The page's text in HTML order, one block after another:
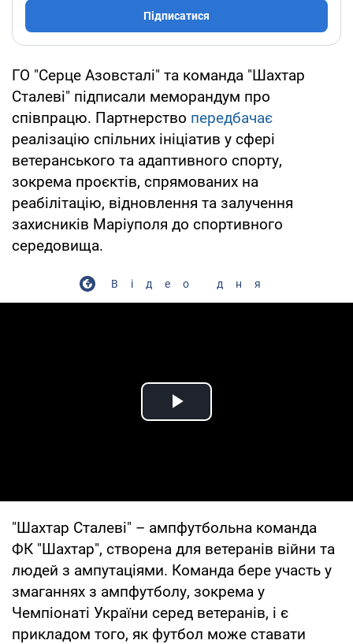
Підписатися
ГО "Серце Азовсталі" та команда "Шахтар
Сталеві" підписали меморандум про
співпрацю. Партнерство передбачає
реалізацію спільних ініціатив у сфері
ветеранського та адаптивного спорту,
зокрема проєктів, спрямованих на
реабілітацію, відновлення та залучення
захисників Маріуполя до спортивного
середовища.
Відео дня
Play Video
"Шахтар Сталеві" – ампфутбольна команда
ФК "Шахтар", створена для ветеранів війни та
людей з ампутаціями. Команда бере участь у
змаганнях з ампфутболу, зокрема у
Чемпіонаті України серед ветеранів, і є
прикладом того, як футбол може ставати